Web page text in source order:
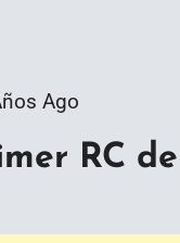
Ago
RC